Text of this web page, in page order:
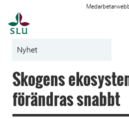
Nyhet
Skogens
förändras snabbt